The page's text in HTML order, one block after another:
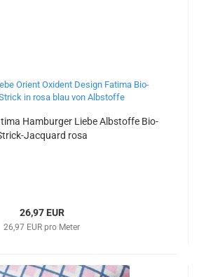
Hamburger Liebe Albstoffe Bio-
Jacquard rosa
26,97 EUR
26,97 EUR pro Meter